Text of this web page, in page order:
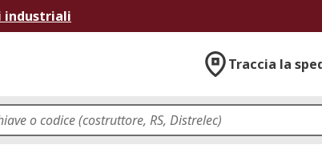
industriali
Traccia la